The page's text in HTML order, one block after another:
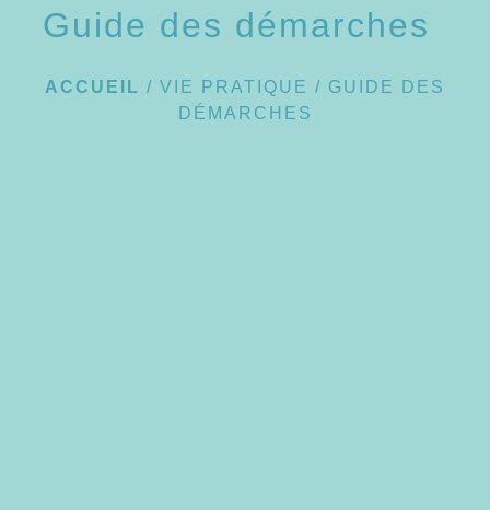
Guide des démarches
ACCUEIL / VIE PRATIQUE / GUIDE DES
DÉMARCHES